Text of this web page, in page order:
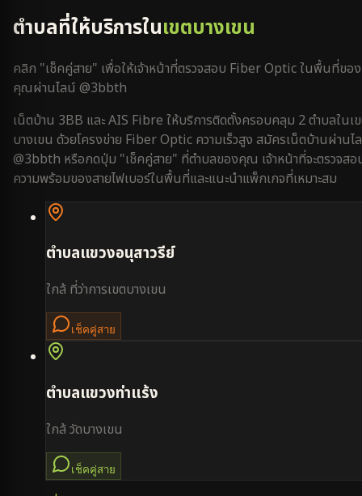
ตำบลที่ให้บริการในเขตบางเขน
คลิก "เช็คคู่สาย" เพื่อให้เจ้าหน้าที่ตรวจสอบ Fiber Optic ในพื้นที่ของ
คุณผ่านไลน์ @3bbth
เน็ตบ้าน 3BB และ AIS Fibre ให้บริการติดตั้งครอบคลุม 2ตำบลในเ
บางเขน ด้วยโครงข่าย Fiber Optic ความเร็วสูง สมัครเน็ตบ้านผ่านไ
@3bbth หรือกดปุ่ม "เช็คคู่สาย" ที่ตำบลของคุณ เจ้าหน้าที่จะตรวจสอ
ความพร้อมของสายไฟเบอร์ในพื้นที่และแนะนำแพ็กเกจที่เหมาะสม
ตำบลแขวงอนุสาวรีย์
ใกล้ ที่ว่าการเขตบางเขน
เช็คคู่สาย
ตำบลแขวงท่าแร้ง
ใกล้วัดบางเขน
เช็คคู่สาย